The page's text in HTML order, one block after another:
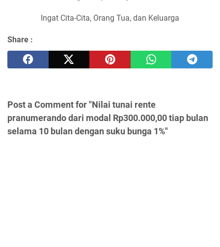
Ingat Cita-Cita, Orang Tua, dan Keluarga
Share :
Post a Comment for "Nilai tunai rente
pranumerando dari modal Rp300.000,00 tiap bulan
selama 10 bulan dengan suku bunga 1%"